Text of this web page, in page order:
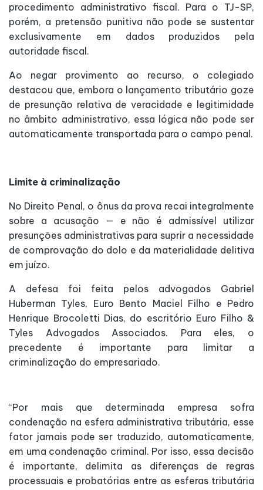
procedimento administrativo fiscal. Para o TJ-SP,
porém, a pretensão punitiva não pode se sustentar
exclusivamente em dados produzidos pela
autoridade fiscal.
Ao negar provimento ao recurso, o colegiado
destacou que, embora o lançamento tributário goze
de presunção relativa de veracidade e legitimidade
no âmbito administrativo, essa lógica não pode ser
automaticamente transportada para o campo penal.
Limite à criminalização
No Direito Penal, o ônus da prova recai integralmente
sobre a acusação — e não é admissível utilizar
presunções administrativas para suprir a necessidade
de comprovação do dolo e da materialidade delitiva
em juízo.
A defesa foi feita pelos advogados Gabriel
Huberman Tyles, Euro Bento Maciel Filho e Pedro
Henrique Brocoletti Dias, do escritório Euro Filho &
Tyles Advogados Associados. Para eles, o
precedente é importante para limitar a
criminalização do empresariado.
“Por mais que determinada empresa sofra
condenação na esfera administrativa tributária, esse
fator jamais pode ser traduzido, automaticamente,
em uma condenação criminal. Por isso, essa decisão
é importante, delimita as diferenças de regras
processuais e probatórias entre as esferas tributária